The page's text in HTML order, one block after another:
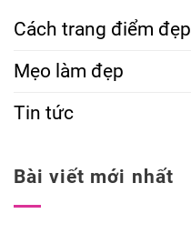
Cách trang điểm đẹp
Mẹo làm đẹp
Tin tức
Bài viết mới nhất